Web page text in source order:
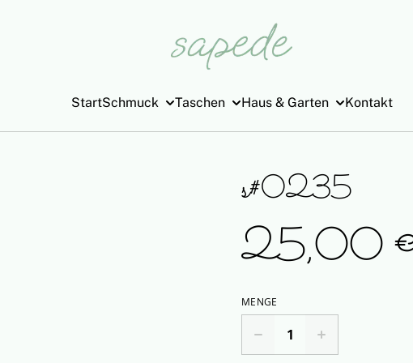
StartSchmuck Taschen Haus & Garten Kontakt
s#0235
25,00
MENGE